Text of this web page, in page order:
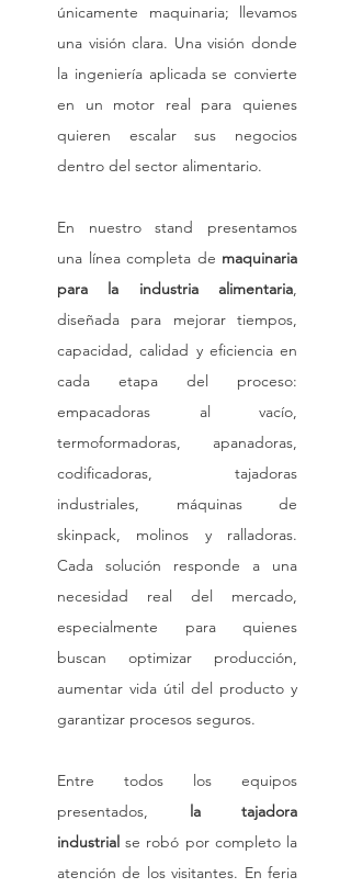
únicamente maquinaria; llevamos
una visión clara. Una visión donde
la ingeniería aplicada se convierte
en un motor real para quienes
quieren escalar sus negocios
dentro del sector alimentario.
En nuestro stand presentamos
una línea completa de maquinaria
para la industria alimentaria,
diseñada para mejorar tiempos,
capacidad, calidad y eficiencia en
cada etapa del proceso:
empacadoras al vacío,
termoformadoras, apanadoras,
codificadoras, tajadoras
industriales, máquinas de
skinpack, molinos y ralladoras.
Cada solución responde a una
necesidad real del mercado,
especialmente para quienes
buscan optimizar producción,
aumentar vida útil del producto y
garantizar procesos seguros.
Entre todos los equipos
presentados, la tajadora
industrial se robó por completo la
atención de los visitantes. En feria